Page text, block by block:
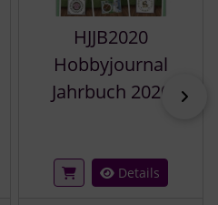
HJJB2020
Hobbyjournal
Jahrbuch 2020
Details